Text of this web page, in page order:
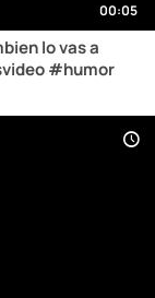
00:05
lo vas a
#humor